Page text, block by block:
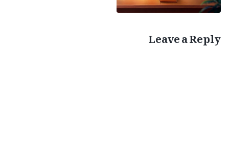
دانت پِیسنا ہو گا“(متّی 13: 47-50)
تمثیلات سے دیکھ سکتے ہیں کہ خداوند یسوع نے کہا تھا کہ جب وہ واپس
Leave a Reply